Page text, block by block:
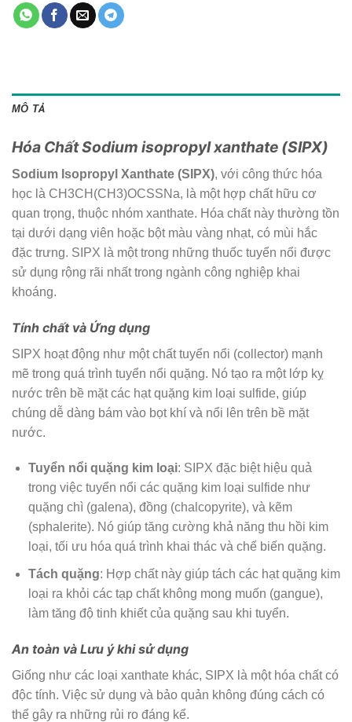
MÔ TẢ
Hóa Chất Sodium isopropyl xanthate (SIPX)
Sodium Isopropyl Xanthate (SIPX), với công thức hóa
học là CH3CH (CH3)OCSSNa, là một hợp chất hữu cơ
quan trọng, thuộc nhóm xanthate. Hóa chất này thường tồn
tại dưới dạng viên hoặc bột màu vàng nhạt, có mùi hắc
đặc trưng. SIPX là một trong những thuốc tuyển nổi được
sử dụng rộng rãi nhất trong ngành công nghiệp khai
khoáng.
Tính chất và Ứng dụng
SIPX hoạt động như một chất tuyển nổi (collector) mạnh
mẽ trong quá trình tuyển nổi quặng. Nó tạo ra một lớp kỵ
nước trên bề mặt các hạt quặng kim loại sulfide, giúp
chúng dễ dàng bám vào bọt khí và nổi lên trên bề mặt
nước.
Tuyển nổi quặng kim loại: SIPX đặc biệt hiệu quả
trong việc tuyển nổi các quặng kim loại sulfide như
quặng chì (galena), đồng (chalcopyrite), và kẽm
(sphalerite). Nó giúp tăng cường khả năng thu hồi kim
loại, tối ưu hóa quá trình khai thác và chế biến quặng.
Tách quặng: Hợp chất này giúp tách các hạt quặng kim
loại ra khỏi các tạp chất không mong muốn (gangue),
làm tăng độ tinh khiết của quặng sau khi tuyển.
An toàn và Lưu ý khi sử dụng
Giống như các loại xanthate khác, SIPX là một hóa chất có
độc tính. Việc sử dụng và bảo quản không đúng cách có
thể gây ra những rủi ro đáng kể.